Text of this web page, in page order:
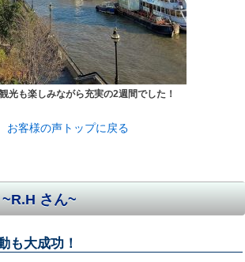
光も楽しみながら充実の2週間でした！
お客様の声トップに戻る
さん~
も大成功！